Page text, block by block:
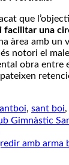
que
facilitar una
àrea amb un
notori el
obra entre
, sant boi,
Gimnàstic
amb arma